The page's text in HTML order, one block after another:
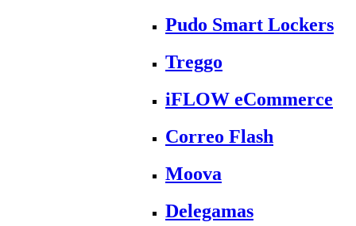
Pudo Smart Lockers
Treggo
iFLOW eCommerce
Correo Flash
Moova
Delegamas